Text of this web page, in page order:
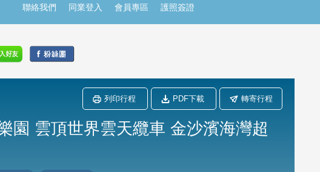
聯絡我們 同業登入 會員專區 護照簽證
列印行程 PDF下載 轉寄行程
園 雲頂世界雲天纜車 金沙濱海灣超